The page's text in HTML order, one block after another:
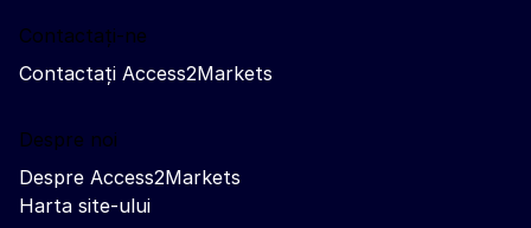
Contactați-ne
Contactați Access2Markets
Despre noi
Despre Access2Markets
Harta site-ului